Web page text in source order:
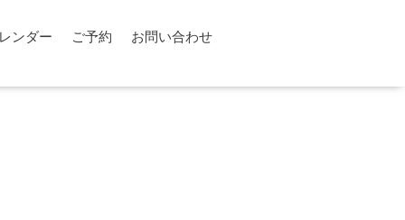
ンダー ご予約
お問い合わせ